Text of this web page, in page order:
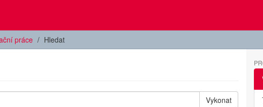
práce Hledat
Vykonat